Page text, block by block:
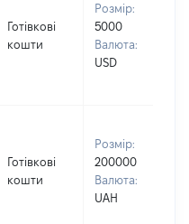
Готівкові
кошти
Розмір:
5000
Валюта:
USD
Готівкові
кошти
Розмір:
200000
Валюта:
UAH